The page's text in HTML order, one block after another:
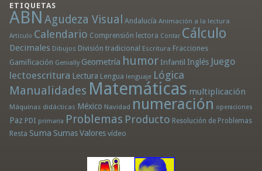
ETIQUETAS
ABN Agudeza Visual Andalucía Animación a la lectura
Artículo Calendario Comprensión lectora Contar Cálculo
Decimales Dibujos División tradicional Escritura Fracciones
Gamificación Genially Geometría humor Infantil Inglés Juego
lectoescritura Lectura Lengua lenguaje Lógica
Manualidades Matemáticas multiplicación
Máquinas didácticas México Navidad numeración operaciones
Paz PDI primaria Problemas Producto Resolución de Problemas
Resta Suma Sumas Valores vídeo